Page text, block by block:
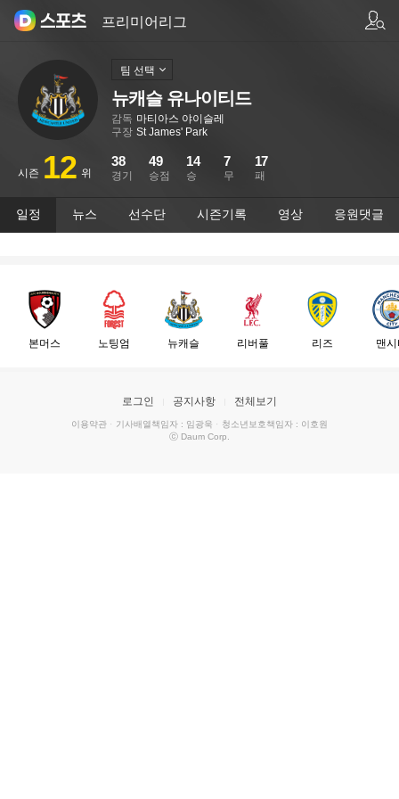
프리미어리그
뉴캐슬 유나이티드
감독 마티아스 야이슬레
구장 St James' Park
시즌 12 위 경기
38
승점
49
승
14
무
7
패
17
팀 선택
일정 뉴스 선수단 시즌기록 영상 응원댓글
본머스 노팅엄 뉴캐슬 리버풀 리즈 맨
로그인 공지사항 전체보기
이용약관 · 기사배열책임자 : 임광욱 · 청소년보호책임자 : 이호원
ⓒ Daum Corp.